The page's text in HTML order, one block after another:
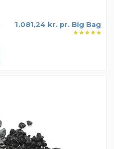
1.081,24 kr. pr. Big Bag